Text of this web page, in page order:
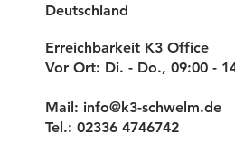
Deutschland
Erreichbarkeit K3 Office
Vor Ort: Di. - Do., 09:00 -
Mail: info@k3-schwelm.de
Tel.: 02336 4746742